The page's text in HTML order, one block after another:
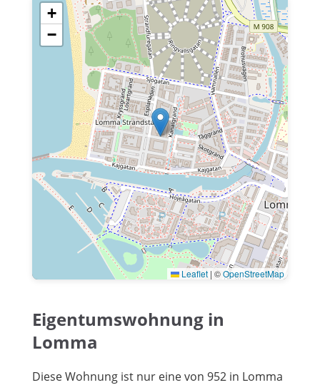
+
−
Leaflet | ©OpenStreetMap
Eigentumswohnung in
Lomma
Diese Wohnung ist nur eine von 952 in Lomma